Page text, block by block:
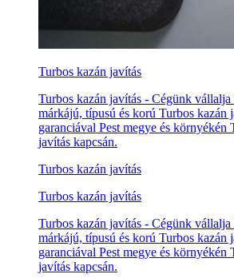
Turbos kazán javítás
Turbos kazán javítás - Cégünk
márkájú, típusú és korú Turbos kazán
garanciával Pest megye és környékén
javítás kapcsán.
Turbos kazán javítás
Turbos kazán javítás
Turbos kazán javítás - Cégünk
márkájú, típusú és korú Turbos kazán
garanciával Pest megye és környékén
javítás kapcsán.